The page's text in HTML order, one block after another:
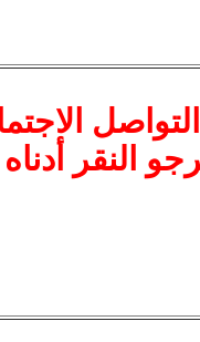
النقر أدناه